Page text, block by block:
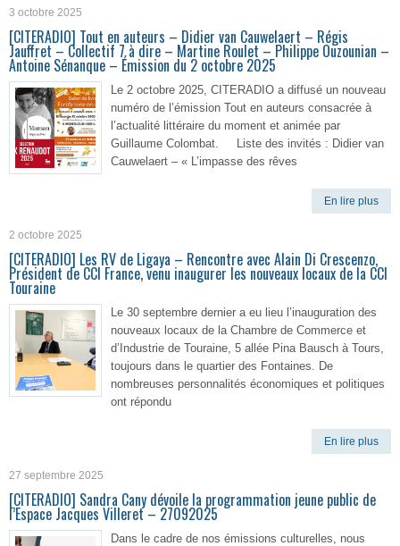
3 octobre 2025
[CITERADIO] Tout en auteurs – Didier van Cauwelaert – Régis
Jauffret – Collectif 7 à dire – Martine Roulet – Philippe Ouzounian –
Antoine Sénanque – Émission du 2 octobre 2025
Le 2 octobre 2025, CITERADIO a diffusé un nouveau
numéro de l’émission Tout en auteurs consacrée à
l’actualité littéraire du moment et animée par
Guillaume Colombat. Liste des invités : Didier van
Cauwelaert – « L’impasse des rêves
En lire plus
2 octobre 2025
[CITERADIO] Les RV de Ligaya – Rencontre avec Alain Di Crescenzo,
Président de CCI France, venu inaugurer les nouveaux locaux de la CCI
Touraine
Le 30 septembre dernier a eu lieu l’inauguration des
nouveaux locaux de la Chambre de Commerce et
d’Industrie de Touraine, 5 allée Pina Bausch à Tours,
toujours dans le quartier des Fontaines. De
nombreuses personnalités économiques et politiques
ont répondu
En lire plus
27 septembre 2025
[CITERADIO] Sandra Cany dévoile la programmation jeune public de
l’Espace Jacques Villeret – 27092025
Dans le cadre de nos émissions culturelles, nous